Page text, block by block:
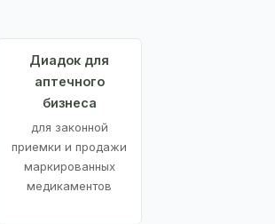
Диадок для
аптечного
бизнеса
для законной
приемки и продажи
маркированных
медикаментов